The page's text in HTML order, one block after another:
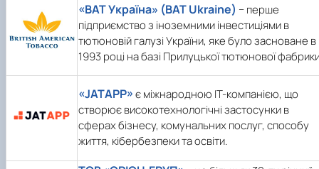
«ВАТ Україна» (ВАТ Ukraine) − перше
підприємство з іноземними інвестиціями в
тютюновій галузі України, яке було засноване в
1993 році на базі Прилуцької тютюнової
«JATAPP»є міжнародною ІТ-компанією, що
створює високотехнологічні застосунки в
сферах бізнесу, комунальних послуг, способу
життя, кібербезпеки та освіти.